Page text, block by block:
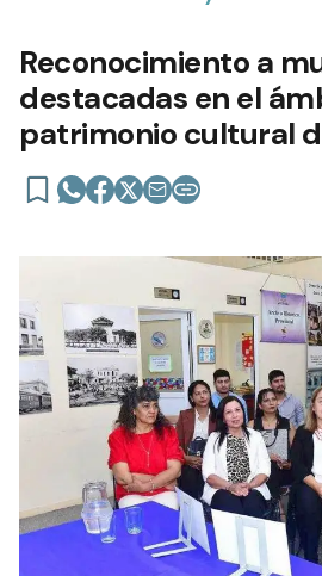
Reconocimiento a
destacadas en el
patrimonio cultural